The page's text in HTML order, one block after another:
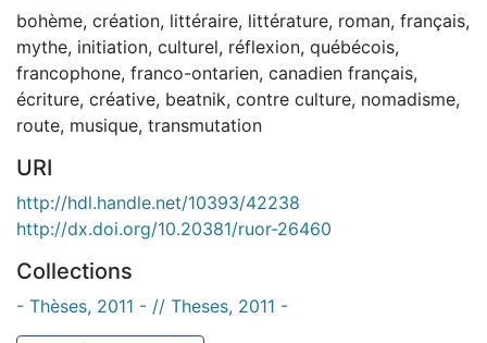
bohème, création, littéraire, littérature, roman, français,
mythe, initiation, culturel, réflexion, québécois,
francophone, franco-ontarien, canadien français,
écriture, créative, beatnik, contre culture, nomadisme,
route, musique, transmutation
URI
http://hdl.handle.net/10393/42238
http://dx.doi.org/10.20381/ruor-26460
Collections
- Thèses, 2011 - // Theses, 2011 -